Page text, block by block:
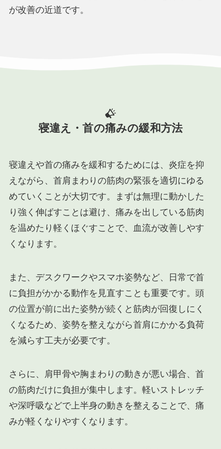
が改善の近道です。
寝違え・首の痛みの緩和方法
寝違えや首の痛みを緩和するためには、炎症を抑
えながら、首肩まわりの筋肉の緊張を適切にゆる
めていくことが大切です。まずは無理に動かした
り強く伸ばすことは避け、痛みを出している筋肉
を温めたり軽くほぐすことで、血流が改善しやす
くなります。
また、デスクワークやスマホ姿勢など、日常で首
に負担がかかる動作を見直すことも重要です。頭
の位置が前に出た姿勢が続くと筋肉が回復しにく
くなるため、姿勢を整えながら首肩にかかる負荷
を減らす工夫が必要です。
さらに、肩甲骨や胸まわりの動きが悪い場合、首
の筋肉だけに負担が集中します。軽いストレッチ
や深呼吸などで上半身の動きを整えることで、痛
みが軽くなりやすくなります。